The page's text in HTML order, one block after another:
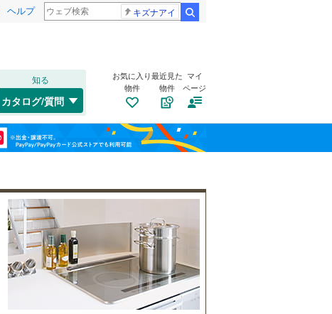
ヘルプ キズナアイ
知る
カタログ/質問
お気に入り
物件
最近見た
物件
マイ
ページ
福島
和歌山
若林区(21)
気仙沼市(0)
角田市
登米市(2
大崎市(15)
刈田郡七ヶ宿町 (0)
字茨田後(2)
仙山線(0)
気仙沼線(0)
東北新幹線(0)
トイレ２か所（4）
太陽光発電システム（0）
南道路（1）